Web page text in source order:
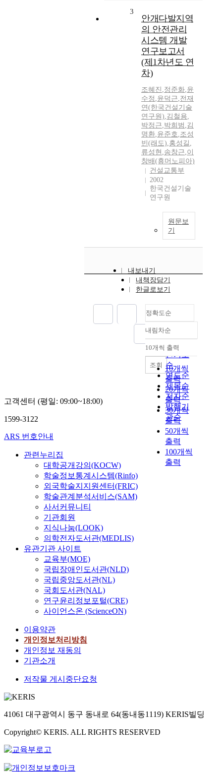
3
안개다발지역
의 안전관리
시스템 개발
연구보고서
(제1차년도 연
차)
조혜진 ,정준화,윤
수정 ,윤덕근,전재
연(한국건설기술
연구원),김철용,
박정근,박희범 ,김
명환,윤준호,조성
빈(래도),홍성길 ,
류성현 ,송창근,이
창배(휴머노피아)
건설교통부
2002
한국건설기술
연구원
원문보
기
내보내기
내책장담기
한글로보기
정확도순
정확도
순
인기도
순
연도순
제목순
저자순
발행기
관순
내림차순
내림차순
10개씩 출력
10개씩
출력
20개씩
출력
30개씩
출력
50개씩
출력
100개씩
출력
조회
고객센터 (평일: 09:00~18:00)
1599-3122
ARS 번호안내
관련누리집
대학공개강의(KOCW)
학술정보통계시스템(Rinfo)
외국학술지지원센터(FRIC)
학술관계분석서비스(SAM)
사서커뮤니티
기관회원
지식나눔(LOOK)
의학전자도서관(MEDLIS)
유관기관 사이트
교육부(MOE)
국립장애인도서관(NLD)
국립중앙도서관(NL)
국회도서관(NAL)
연구윤리정보포털(CRE)
사이언스온 (ScienceON)
이용약관
개인정보처리방침
개인정보 재동의
기관소개
저작물 게시중단요청
41061 대구광역시 동구 동내로 64(동내동1119) KERIS빌딩
Copyright© KERIS. ALL RIGHTS RESERVED